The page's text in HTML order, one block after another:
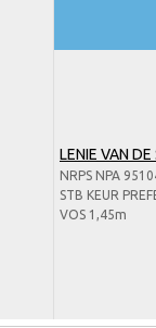
LENIE VAN DE
NRPS NPA
STB KEUR
VOS 1,45m